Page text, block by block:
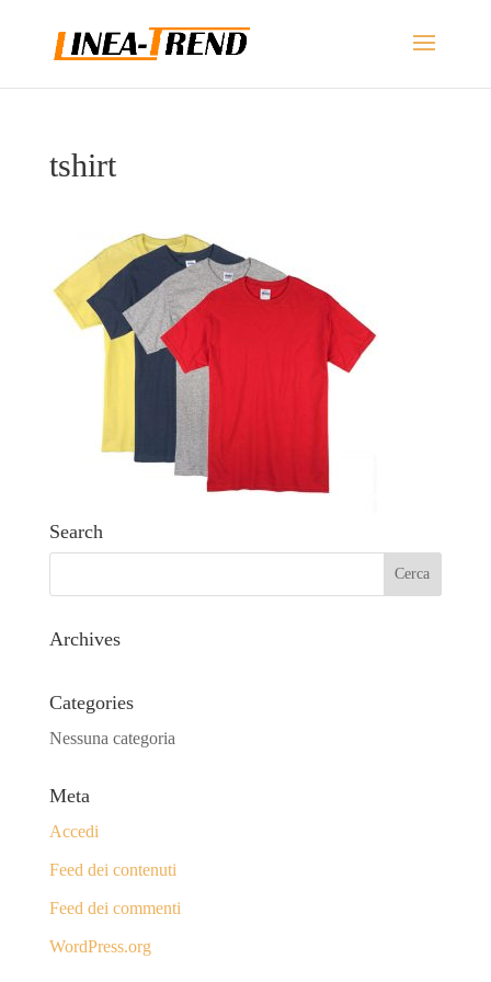
tshirt
Search
Archives
Categories
Nessuna categoria
Meta
Accedi
Feed dei contenuti
Feed dei commenti
WordPress.org